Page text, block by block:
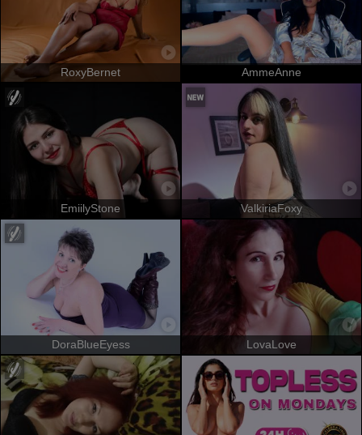
RoxyBernet AmmeAnne
EmiilyStone ValkiriaFoxy
DoraBlueEyess LovaLove